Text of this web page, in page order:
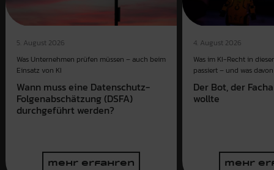
5. August 2026
Was Unternehmen prüfen müssen – auch beim
Einsatz von KI
Wann muss eine Datenschutz-
Folgenabschätzung (DSFA)
durchgeführt werden?
mehr erfahren
4. August 2026
Was im KI-Recht in
passiert – und was
Der Bot, der
wollte
mehr